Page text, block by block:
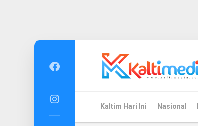
Kaltim Hari Ini Nasional